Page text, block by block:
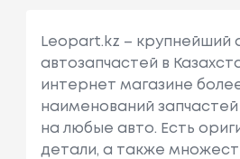
Leopart.kz – крупнейший
автозапчастей в
интернет магазине
наименований
на любые авто. Есть
детали, а также